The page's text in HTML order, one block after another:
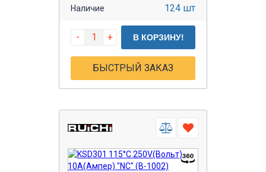
Наличие 124 шт
- + В КОРЗИНУ!
БЫСТРЫЙ ЗАКАЗ